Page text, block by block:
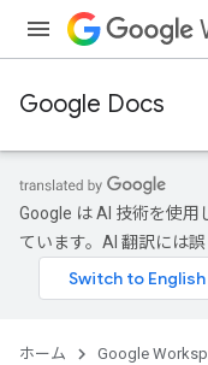
Google Docs
Google は AI 技術を使
ています。AI 翻訳には
ホーム Google